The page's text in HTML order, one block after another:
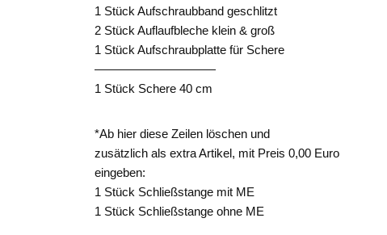
1 Stück Aufschraubband geschlitzt
2 Stück Auflaufbleche klein & groß
1 Stück Aufschraubplatte für Schere
——————————
1 Stück Schere 40 cm
*Ab hier diese Zeilen löschen und
zusätzlich als extra Artikel, mit Preis 0,00 Euro
eingeben:
1 Stück Schließstange mit ME
1 Stück Schließstange ohne ME